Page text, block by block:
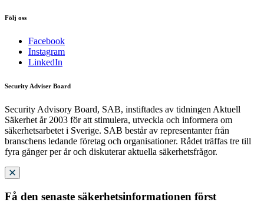
Följ oss
Facebook
Instagram
LinkedIn
Security Adviser Board
Security Advisory Board, SAB, instiftades av tidningen Aktuell
Säkerhet år 2003 för att stimulera, utveckla och informera om
säkerhetsarbetet i Sverige. SAB består av representanter från
branschens ledande företag och organisationer. Rådet träffas tre till
fyra gånger per år och diskuterar aktuella säkerhetsfrågor.
Få den senaste säkerhetsinformationen först